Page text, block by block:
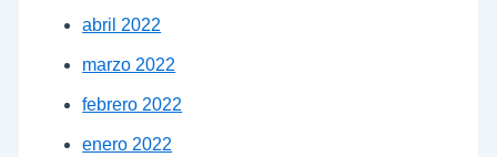
abril 2022
marzo 2022
febrero 2022
enero 2022